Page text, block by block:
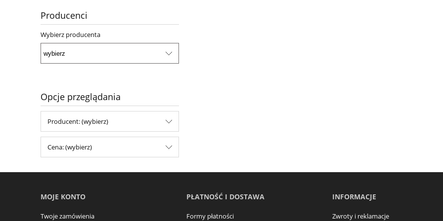
Producenci
Wybierz producenta
Opcje przeglądania
Producent: (wybierz)
Cena: (wybierz)
MOJE KONTO
Twoje zamówienia
PŁATNOŚĆ I DOSTAWA
Formy płatności
INFORMACJE
Zwroty i reklamacje